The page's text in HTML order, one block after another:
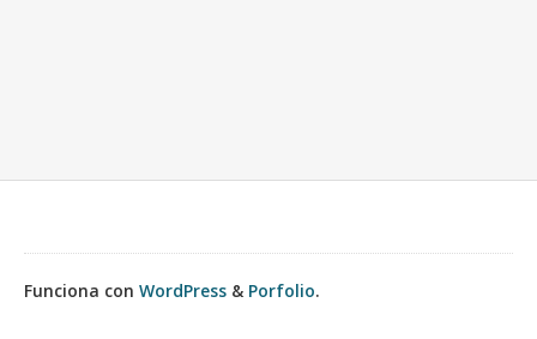
Funciona con WordPress & Porfolio.